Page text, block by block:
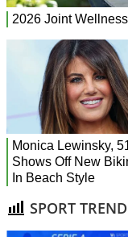
SPORT TREND